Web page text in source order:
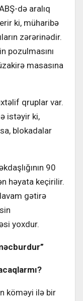
də aralıq
ki, müharibə
zərərinədir.
pozulmasını
masasına
qruplar var.
istəyir ki,
blokadalar
90
həyata keçirilir.
gətirə
yoxdur.
köməyi ilə bir